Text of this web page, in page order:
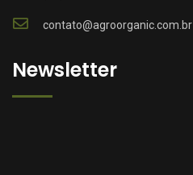
contato@agroorganic.com.br
Newsletter